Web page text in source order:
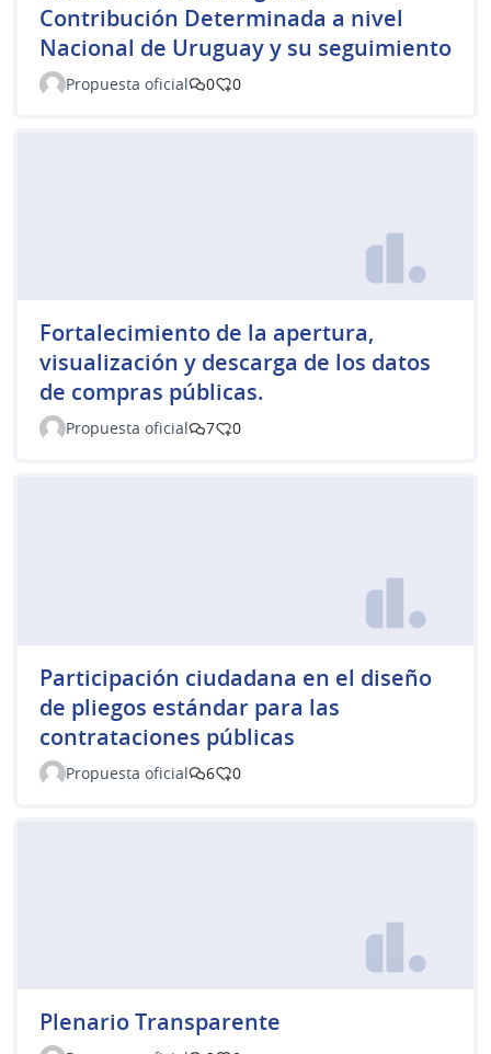
Contribución Determinada a nivel
Nacional de Uruguay y su seguimiento
Propuesta oficial 0 0
Fortalecimiento de la apertura,
visualización y descarga de los datos
de compras públicas.
Propuesta oficial 7 0
Participación ciudadana en el diseño
de pliegos estándar para las
contrataciones públicas
Propuesta oficial 6 0
Plenario Transparente